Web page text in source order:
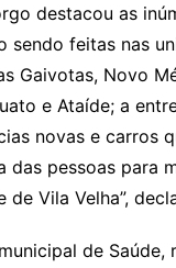
destacou as
sendo feitas nas
Gaivotas, Novo
e Ataíde; a
novas e carros
pessoas para
Vila Velha”,
de